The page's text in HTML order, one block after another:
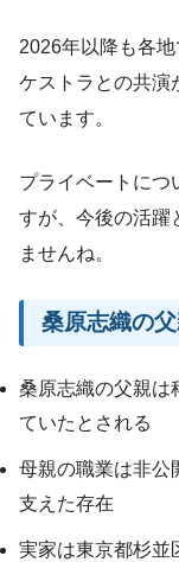
2026年以降も各
ケストラとの共演
ています。
プライベートにつ
すが、今後の活躍
ませんね。
桑原志織の
桑原志織の父親は
ていたとされる
母親の職業は非公
支えた存在
実家は東京都杉並